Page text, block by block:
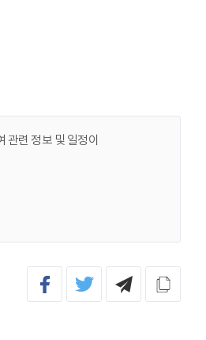
관련 정보 및 일정이